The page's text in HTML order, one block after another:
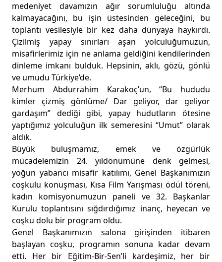
medeniyet davamızın ağır sorumluluğu altında
kalmayacağını, bu işin üstesinden geleceğini, bu
toplantı vesilesiyle bir kez daha dünyaya haykırdı.
Çizilmiş yapay sınırları aşan yolculuğumuzun,
misafirlerimiz için ne anlama geldiğini kendilerinden
dinleme imkanı bulduk. Hepsinin, aklı, gözü, gönlü
ve umudu Türkiye’de.
Merhum Abdurrahim Karakoç’un, “Bu hududu
kimler çizmiş gönlüme/ Dar geliyor, dar geliyor
gardaşım” dediği gibi, yapay hudutların ötesine
yaptığımız yolculuğun ilk semeresini “Umut” olarak
aldık.
Büyük buluşmamız, emek ve özgürlük
mücadelemizin 24. yıldönümüne denk gelmesi,
yoğun yabancı misafir katılımı, Genel Başkanımızın
coşkulu konuşması, Kısa Film Yarışması ödül töreni,
kadın komisyonumuzun paneli ve 32. Başkanlar
Kurulu toplantısını sığdırdığımız inanç, heyecan ve
coşku dolu bir program oldu.
Genel Başkanımızın salona girişinden itibaren
başlayan coşku, programın sonuna kadar devam
etti. Her bir Eğitim-Bir-Sen’li kardeşimiz, her bir